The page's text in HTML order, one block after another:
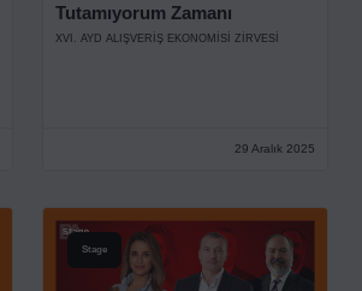
Tutamıyorum Zamanı
XVI. AYD ALIŞVERİŞ EKONOMİSİ ZİRVESİ
29 Aralık 2025
Stage